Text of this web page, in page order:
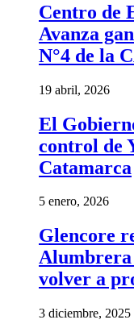
Centro de
Avanza
N°4 de la
19 abril, 2026
El
control de
Catamarca
5 enero, 2026
Glencore
Alumbrera
volver a
3 diciembre, 2025